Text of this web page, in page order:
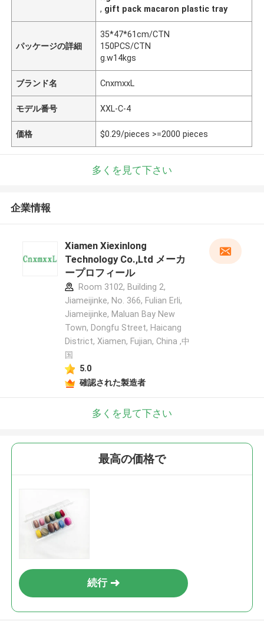
, gift pack macaron plastic tray
パッケージの詳細
35*47*61cm/CTN
150PCS/CTN
g.w14kgs
ブランド名 CnxmxxL
モデル番号 XXL-C-4
価格 $0.29/pieces >=2000 pieces
多くを見て下さい
企業情報
Xiamen Xiexinlong
Technology Co.,Ltd メーカ
ープロフィール
Room 3102, Building 2,
Jiameijinke, No. 366, Fulian Erli,
Jiameijinke, Maluan Bay New
Town, Dongfu Street, Haicang
District, Xiamen, Fujian, China ,中
国
5.0
確認された製造者
多くを見て下さい
最高の価格で
続行